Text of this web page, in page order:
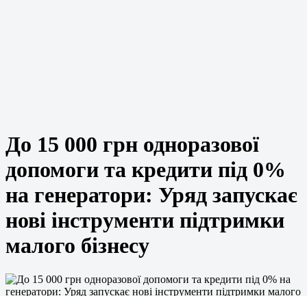
До 15 000 грн одноразової
допомоги та кредити під 0%
на генератори: Уряд запускає
нові інструменти підтримки
малого бізнесу